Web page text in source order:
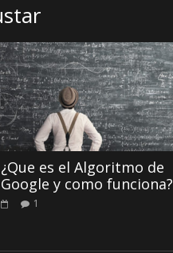
¿Que es el Algoritmo de
Google y como funciona?
1